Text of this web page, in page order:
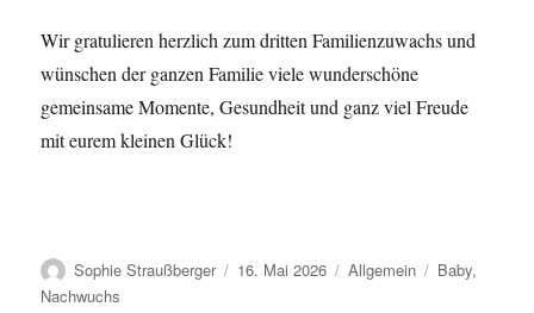
Wir gratulieren herzlich zum dritten Familienzuwachs und
wünschen der ganzen Familie viele wunderschöne
gemeinsame Momente, Gesundheit und ganz viel Freude
mit eurem kleinen Glück!
Autor
Sophie Straußberger
Veröffentlicht
16. Mai 2026 Kategorien
Allgemein Schlagwörter
Baby,
Nachwuchs